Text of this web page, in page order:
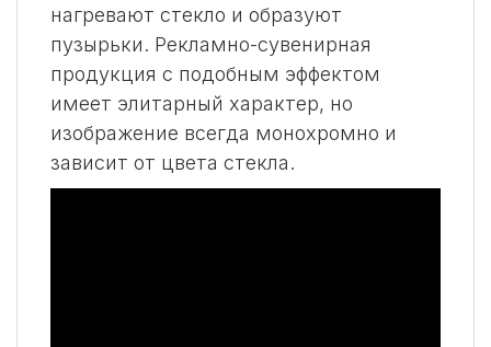
нагревают стекло и образуют
пузырьки. Рекламно-сувенирная
продукция с подобным эффектом
имеет элитарный характер, но
изображение всегда монохромно и
зависит от цвета стекла.